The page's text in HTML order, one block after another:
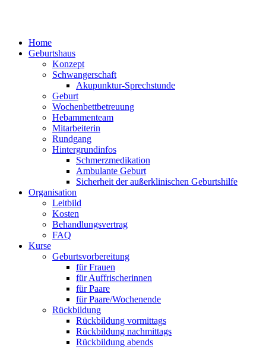
Home
Geburtshaus
Konzept
Schwangerschaft
Akupunktur-Sprechstunde
Geburt
Wochenbettbetreuung
Hebammenteam
Mitarbeiterin
Rundgang
Hintergrundinfos
Schmerzmedikation
Ambulante Geburt
Sicherheit der außerklinischen Geburtshilfe
Organisation
Leitbild
Kosten
Behandlungsvertrag
FAQ
Kurse
Geburtsvorbereitung
für Frauen
für Auffrischerinnen
für Paare
für Paare/Wochenende
Rückbildung
Rückbildung vormittags
Rückbildung nachmittags
Rückbildung abends